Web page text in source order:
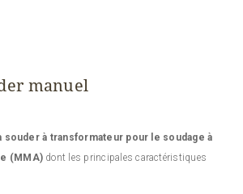
manuel
souder à transformateur pour le soudage à
(MMA) dont les principales caractéristiques